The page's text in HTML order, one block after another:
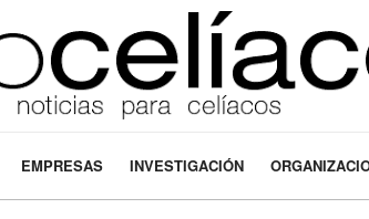
EMPRESAS INVESTIGACIÓN